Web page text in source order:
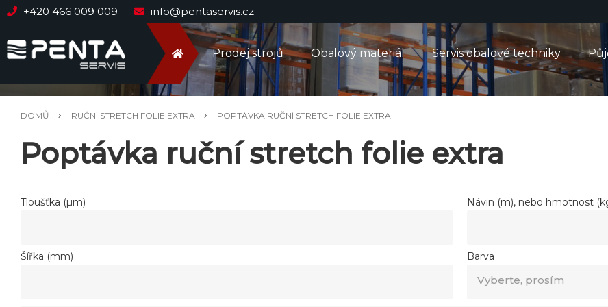
+420 466 009 009 info@pentaservis.cz
Prodej strojů Obalový materiál Servis obalové techniky
DOMŮ RUČNÍ STRETCH FOLIE EXTRA POPTÁVKA RUČNÍ STRETCH FOLIE EXTRA
Poptávka ruční stretch folie extra
Tloušťka (µm) Návin (m), nebo hmotnost
Šířka (mm) Barva
Vyberte, prosím